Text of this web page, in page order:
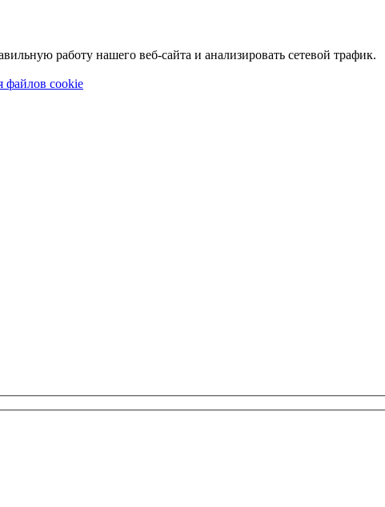
работу нашего веб-сайта и анализировать сетевой трафик.
файлов cookie